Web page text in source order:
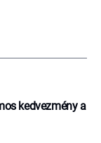
kedvezmény a